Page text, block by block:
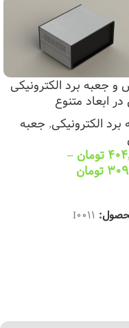
و جعبه برد الکترونیکی
ابعاد متنوع
الکترونیکی, جعبه
تومان –
تومان
I0011